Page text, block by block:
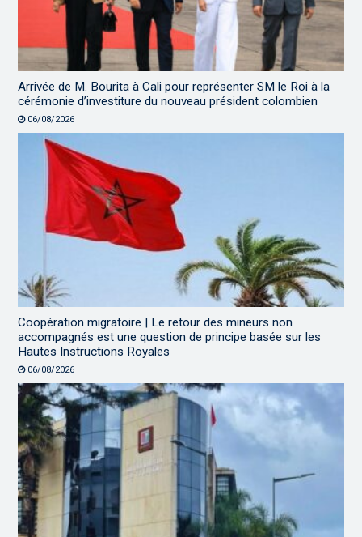
Arrivée de M. Bourita à Cali pour représenter SM le Roi à la
cérémonie d’investiture du nouveau président colombien
06/08/2026
Coopération migratoire | Le retour des mineurs non
accompagnés est une question de principe basée sur les
Hautes Instructions Royales
06/08/2026